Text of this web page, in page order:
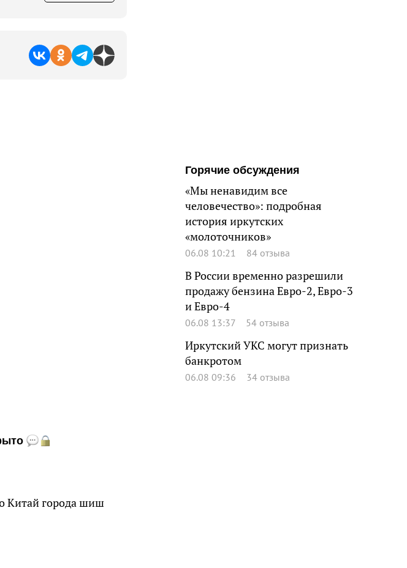
Китай города шиш
Горячие обсуждения
«Мы ненавидим все
человечество»: подробная
история иркутских
«молоточников»
06.08 10:21 84 отзыва
В России временно разрешили
продажу бензина Евро-2, Евро-3
и Евро-4
06.08 13:37 54 отзыва
Иркутский УКС могут признать
банкротом
06.08 09:36 34 отзыва